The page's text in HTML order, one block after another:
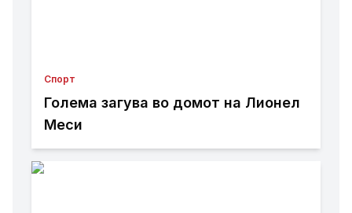
Спорт
Голема загува во домот на Лионел
Меси